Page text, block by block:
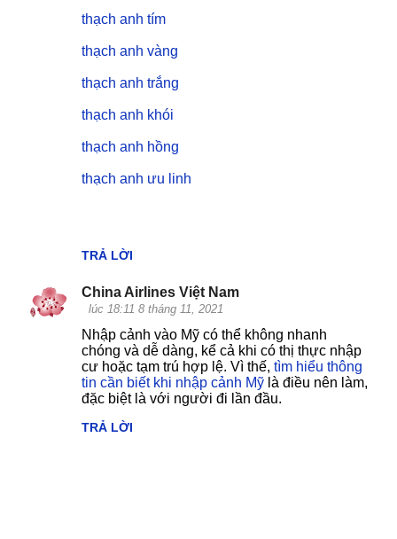
thạch anh tím
thạch anh vàng
thạch anh trắng
thạch anh khói
thạch anh hồng
thạch anh ưu linh
TRẢ LỜI
China Airlines Việt Nam
lúc 18:11 8 tháng 11, 2021
Nhập cảnh vào Mỹ có thể không nhanh
chóng và dễ dàng, kể cả khi có thị thực nhập
cư hoặc tạm trú hợp lệ. Vì thế, tìm hiểu thông
tin cần biết khi nhập cảnh Mỹ là điều nên làm,
đặc biệt là với người đi lần đầu.
TRẢ LỜI